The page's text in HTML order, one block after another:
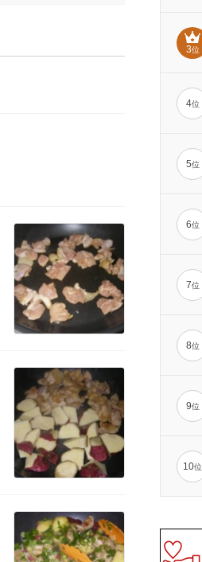
3位
4位
5位
6位
7位
8位
9位
10位